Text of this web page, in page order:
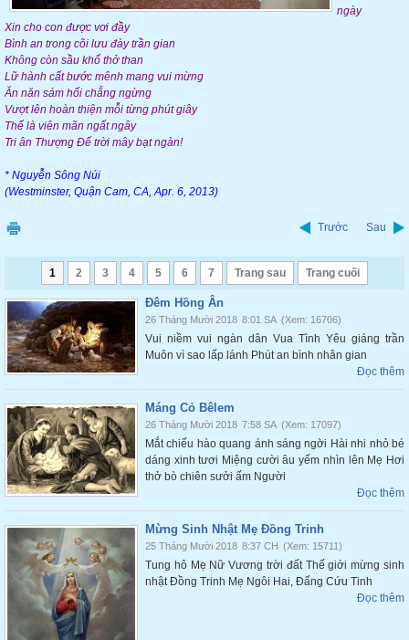
ngày
Xin cho con được vơi đầy
Bình an trong cõi lưu đày trần gian
Không còn sầu khổ thở than
Lữ hành cất bước mênh mang vui mừng
Ăn năn sám hối chẳng ngừng
Vượt lên hoàn thiện mỗi từng phút giây
Thế là viên mãn ngất ngây
Tri ân Thượng Đế trời mây bạt ngàn!
* Nguyễn Sông Núi
(Westminster, Quận Cam, CA, Apr. 6, 2013)
Trước Sau
1 2 3 4 5 6 7 Trang sau Trang cuối
Đêm Hồng Ân
26 Tháng Mười 2018 8:01 SA (Xem: 16706)
Vui niềm vui ngàn dân Vua Tình Yêu giáng trần
Muôn vì sao lấp lánh Phút an bình nhân gian
Đọc thêm
Máng Cỏ Bêlem
26 Tháng Mười 2018 7:58 SA (Xem: 17097)
Mắt chiếu hào quang ánh sáng ngời Hài nhi nhỏ bé
dáng xinh tươi Miệng cười âu yếm nhìn lên Mẹ Hơi
thở bò chiên sưởi ấm Người
Đọc thêm
Mừng Sinh Nhật Mẹ Đồng Trinh
25 Tháng Mười 2018 8:37 CH (Xem: 15711)
Tung hô Mẹ Nữ Vương trời đất Thế giới mừng sinh
nhật Đồng Trinh Mẹ Ngôi Hai, Đấng Cứu Tinh
Đọc thêm